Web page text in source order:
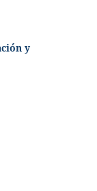
y